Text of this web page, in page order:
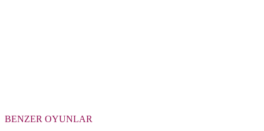
BENZER OYUNLAR